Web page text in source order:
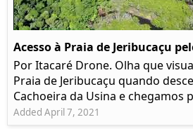
Acesso à Praia de Jeribucaçu
Por Itacaré Drone. Olha que
Praia de Jeribucaçu quando
Cachoeira da Usina e chegamos
Added April 7, 2021